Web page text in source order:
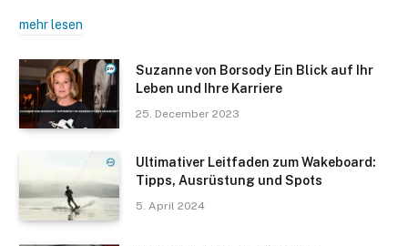
mehr lesen
Suzanne von Borsody Ein Blick auf Ihr
Leben und Ihre Karriere
25. December 2023
Ultimativer Leitfaden zum Wakeboard:
Tipps, Ausrüstung und Spots
5. April 2024